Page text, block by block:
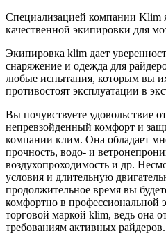
Специализацией компании Klim
качественной экипировки для
Экипировка klim дает
снаряжение и одежда для
любые испытания, которым вы
противостоят эксплуатации в
Вы почувствуете удовольствие
непревзойденный комфорт и
компании клим. Она обладает
прочность, водо- и
воздухопроходимость и др.
условия и длительную
продолжительное время вы
комфортно в профессиональной
торговой маркой klim, ведь она
требованиям активных райдеров.